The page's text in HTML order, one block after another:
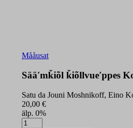
Mååusat
Sääʹmǩiõl ǩiõllvueʹppes
Satu da Jouni Moshnikoff, Eino
20,00 €
älp. 0%
Sääʹmǩiõl